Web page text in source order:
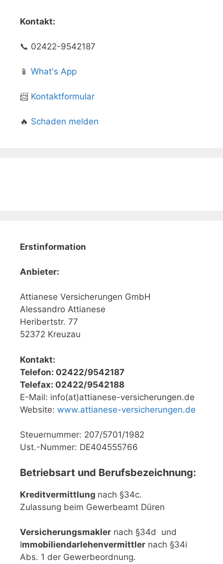
Kontakt:
📞 02422-9542187
📱 What's App
📨 Kontaktformular
🔥 Schaden melden
Erstinformation
Anbieter:
Attianese Versicherungen GmbH
Alessandro Attianese
Heribertstr. 77
52372 Kreuzau
Kontakt:
Telefon: 02422/9542187
Telefax: 02422/9542188
E-Mail: info(at)attianese-versicherungen.de
Website: www.attianese-versicherungen.de
Steuernummer: 207/5701/1982
Ust.-Nummer: DE404555766
Betriebsart und Berufsbezeichnung:
Kreditvermittlung nach §34c.
Zulassung beim Gewerbeamt Düren
Versicherungsmakler nach §34d und
Immobiliendarlehenvermittler nach §34i
Abs. 1 der Gewerbeordnung.